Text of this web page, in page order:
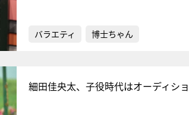
バラエティ 博士ちゃん
細田佳央太、子役時代はオーディシ